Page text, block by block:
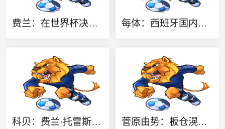
费兰：在世界杯决赛进球时，我感觉整个世界都静止了 每体：西班牙国内要求承办2030年世界杯决赛，等待国际足联会议
科贝：费兰·托雷斯的故乡，准备开发一条以他为主题的旅游线路 菅原由势：板仓滉、堂安律告诉我别想着个人表现，要为球队奔跑